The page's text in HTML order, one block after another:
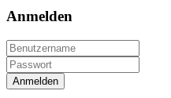
Anmelden
Anmelden